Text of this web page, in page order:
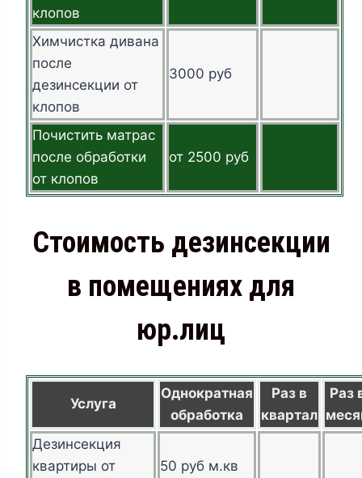
клопов
Химчистка дивана
после
дезинсекции от
клопов
3000 руб
Почистить матрас
после обработки
от клопов
от 2500 руб
Стоимость дезинсекции
в помещениях для
юр.лиц
Услуга
Однократная
обработка
Раз в
квартал
Раз
Дезинсекция
квартиры от
50 руб м.кв